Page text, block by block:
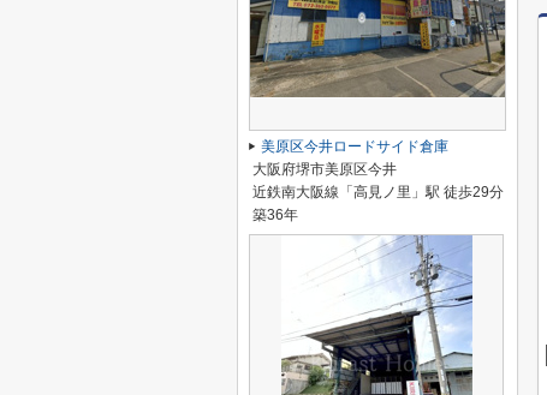
美原区今井ロードサイド倉庫
大阪府堺市美原区今井
近鉄南大阪線「高見ノ里」駅 徒歩29分
築36年